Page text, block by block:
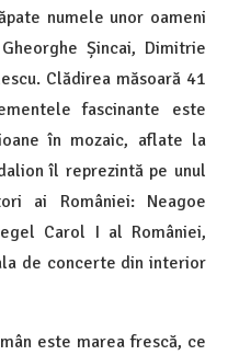
numele unor oameni
Șincai, Dimitrie
Clădirea măsoară 41
fascinante este
în mozaic, aflate la
îl reprezintă pe unul
ai României: Neagoe
Carol I al României,
de concerte din interior
este marea frescă, ce